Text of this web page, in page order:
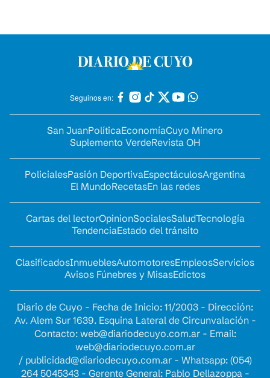
Seguinos en:
San JuanPolíticaEconomíaCuyo Minero
Suplemento VerdeRevista OH
PolicialesPasión DeportivaEspectáculosArgentina
El MundoRecetasEn las redes
Cartas del lectorOpinionSocialesSaludTecnología
TendenciaEstado del tránsito
ClasificadosInmueblesAutomotoresEmpleosServicios
Avisos Fúnebres y MisasEdictos
Diario de Cuyo - Fecha de Inicio: 11/2003 - Dirección:
Av. Alem Sur 1639. Esquina Lateral de Circunvalación -
Contacto: web@diariodecuyo.com.ar- Email:
web@diariodecuyo.com.ar
/ publicidad@diariodecuyo.com.ar- Whatsapp: (054)
264 5045343 - Gerente General: Pablo Dellazoppa -